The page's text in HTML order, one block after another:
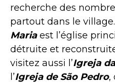
recherche des
partout dans le village.
Mariaest l’église
détruite et
visitez aussi l’Igreja
l’Igreja de São Pedro,